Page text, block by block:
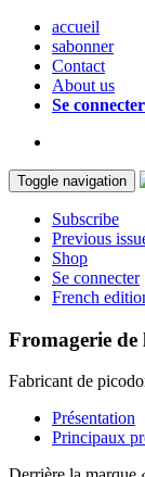
accueil
sabonner
Contact
About us
Se connecter
Toggle navigation
Subscribe
Previous
Shop
Se connecter
French
Fromagerie de
Fabricant de
Présentation
Principaux